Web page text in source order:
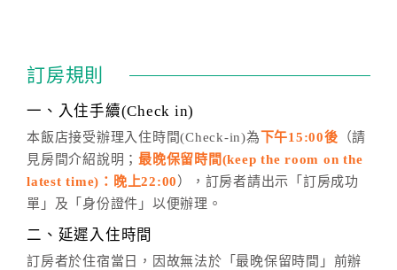
通行「客服聯絡單」提出申辦，四方通行
話方式異動訂單。
※非客服時間之申辦異動，皆為次日計算及辦理。
五、客服時間
週一至週日，上午9:00～晚上6:00
六、聯絡方式
(07)9682715 。
訂房規則
一、入住手續(Check in)
本飯店接受辦理入住時間(Check-in)為下午15:00後 （請
見房間介紹說明； 最晚保留時間(keep the room on the
latest time)：晚上22:00），訂房者請出示「訂房成功
單」及「身份證件」以便辦理。
二、延遲入住時間
訂房者於住宿當日，因故無法於「最晚保留時間」前辦